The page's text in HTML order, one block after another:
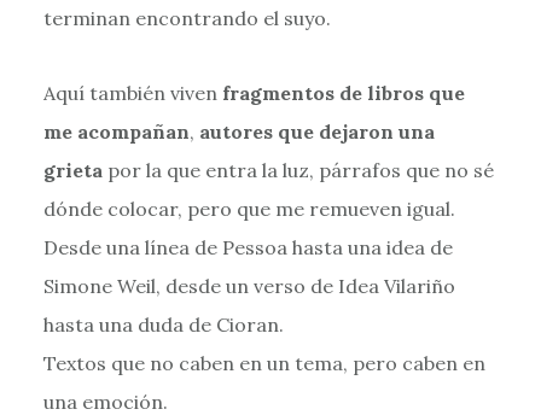
terminan encontrando el suyo.
Aquí también viven fragmentos de libros que
me acompañan, autores que dejaron una
grieta por la que entra la luz, párrafos que no sé
dónde colocar, pero que me remueven igual.
Desde una línea de Pessoa hasta una idea de
Simone Weil, desde un verso de Idea Vilariño
hasta una duda de Cioran.
Textos que no caben en un tema, pero caben en
una emoción.